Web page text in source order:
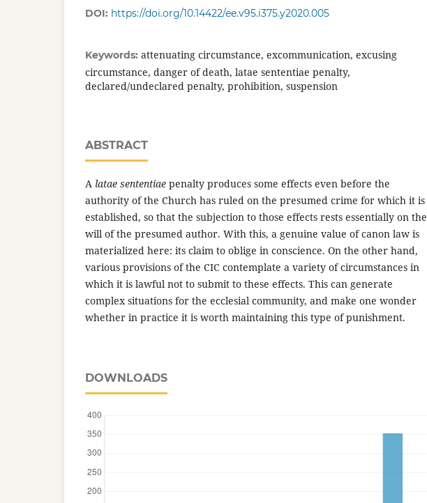
DOI: https://doi.org/10.14422/ee.v95.i375.y2020.005
Keywords: attenuating circumstance, excommunication, excusing
circumstance, danger of death, latae sententiae penalty,
declared/undeclared penalty, prohibition, suspension
ABSTRACT
A latae sententiae penalty produces some effects even before the
authority of the Church has ruled on the presumed crime for which it is
established, so that the subjection to those effects rests essentially on the
will of the presumed author. With this, a genuine value of canon law is
materialized here: its claim to oblige in conscience. On the other hand,
various provisions of the CIC contemplate a variety of circumstances in
which it is lawful not to submit to these effects. This can generate
complex situations for the ecclesial community, and make one wonder
whether in practice it is worth maintaining this type of punishment.
DOWNLOADS